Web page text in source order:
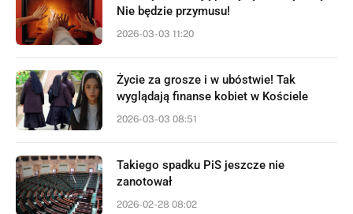
Nie będzie przymusu!
2026-03-03 11:20
Życie za grosze i w ubóstwie! Tak
wyglądają finanse kobiet w Kościele
2026-03-03 08:51
Takiego spadku PiS jeszcze nie
zanotował
2026-02-28 08:02